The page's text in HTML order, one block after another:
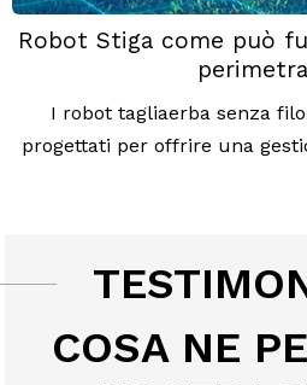
Robot Stiga come può
I robot tagliaerba senza filo
progettati per offrire una
COSA NE